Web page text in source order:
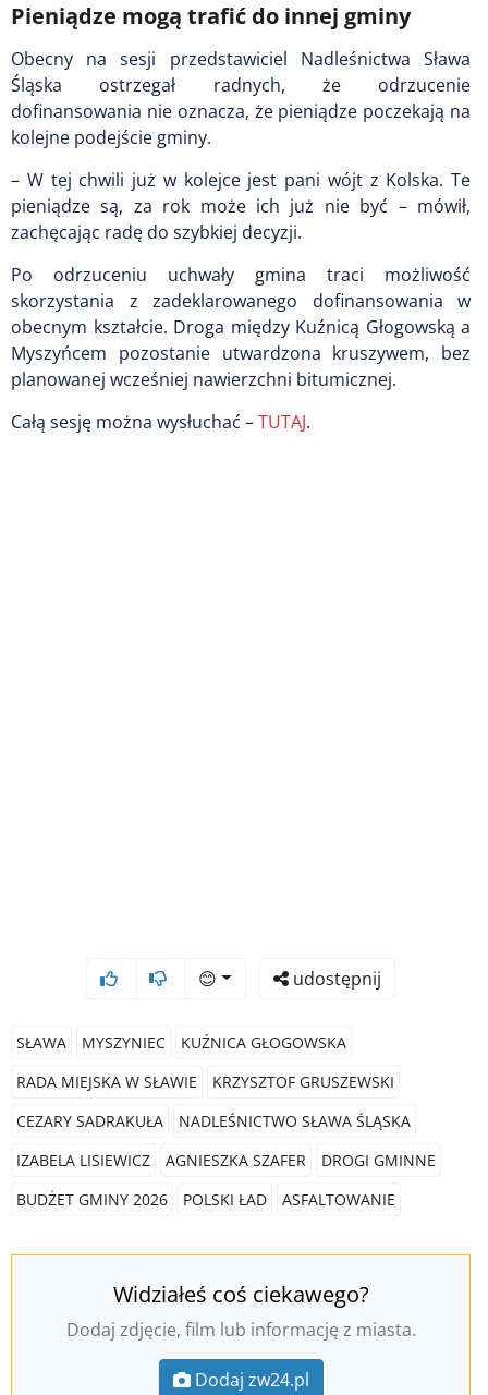
Pieniądze mogą trafić do innej gminy
Obecny na sesji przedstawiciel Nadleśnictwa Sława
Śląska ostrzegał radnych, że odrzucenie
dofinansowania nie oznacza, że pieniądze poczekają na
kolejne podejście gminy.
– W tej chwili już w kolejce jest pani wójt z Kolska. Te
pieniądze są, za rok może ich już nie być – mówił,
zachęcając radę do szybkiej decyzji.
Po odrzuceniu uchwały gmina traci możliwość
skorzystania z zadeklarowanego dofinansowania w
obecnym kształcie. Droga między Kuźnicą Głogowską a
Myszyńcem pozostanie utwardzona kruszywem, bez
planowanej wcześniej nawierzchni bitumicznej.
Całą sesję można wysłuchać –TUTAJ.
😊 udostępnij
SŁAWA MYSZYNIEC
KUŹNICA GŁOGOWSKA
RADA MIEJSKA W SŁAWIE
KRZYSZTOF GRUSZEWSKI
CEZARY SADRAKUŁA
NADLEŚNICTWO SŁAWA ŚLĄSKA
IZABELA LISIEWICZ
AGNIESZKA SZAFER
DROGI GMINNE
BUDŻET GMINY 2026
POLSKI ŁAD ASFALTOWANIE
Widziałeś coś ciekawego?
Dodaj zdjęcie, film lub informację z miasta.
Dodaj zw24.pl